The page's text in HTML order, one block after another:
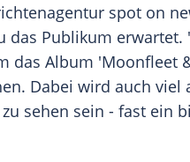
spot on
das Publikum erwartet.
das Album 'Moonfleet
Dabei wird auch viel
sehen sein - fast ein